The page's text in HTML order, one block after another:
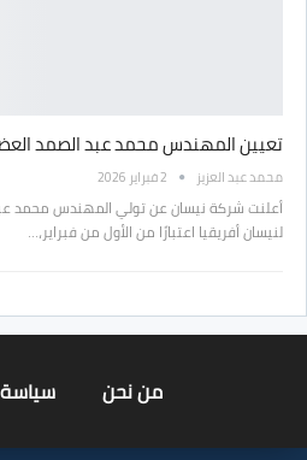
تعيين المهندس محمد عبد الصمد
محمد عبد العزيز 2 فبراير 2026
أعلنت شركة نيسان عن تولي المهندس محمد
لنيسان أفريقيا اعتبارًا من الأول من فبراير،…
من نحن